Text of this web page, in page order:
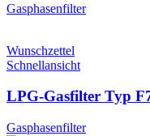
Gasphasenfilter
Wunschzettel
Schnellansicht
LPG-Gasfilter Typ
Gasphasenfilter